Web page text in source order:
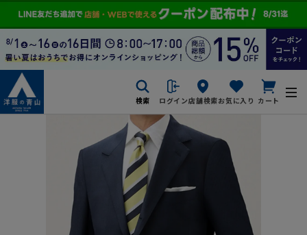
検索 ログイン店舗検索お気に入り カート